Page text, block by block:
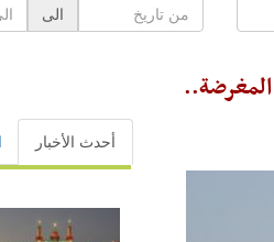
الى
المغرضة..
أحدث الأخبار